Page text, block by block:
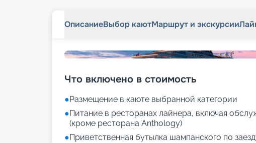
ОписаниеВыбор каютМаршрут и экскурсии
Что включено в стоимость
●Размещение в каюте выбранной категории
●Питание в ресторанах лайнера, включая
(кроме ресторана Anthology)
●Приветственная бутылка шампанского по